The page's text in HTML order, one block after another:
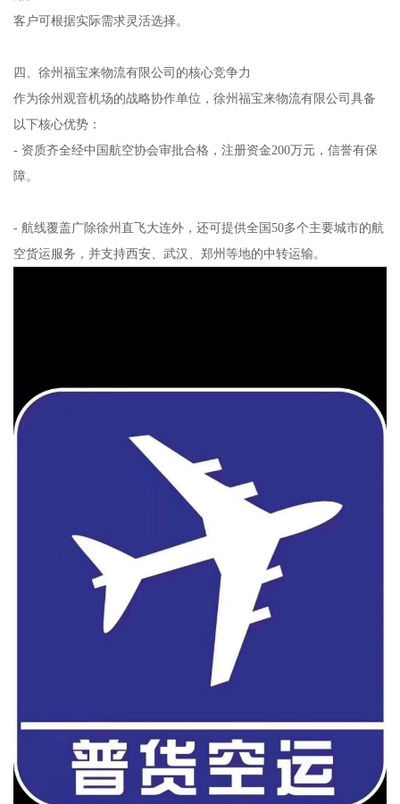
客户可根据实际需求灵活选择。
四、徐州福宝来物流有限公司的核心竞争力
作为徐州观音机场的战略协作单位，徐州福宝来物流有限公司具备
以下核心优势：
- 资质齐全经中国航空协会审批合格，注册资金200万元，信誉有保
障。
- 航线覆盖广除徐州直飞大连外，还可提供全国50多个主要城市的航
空货运服务，并支持西安、武汉、郑州等地的中转运输。